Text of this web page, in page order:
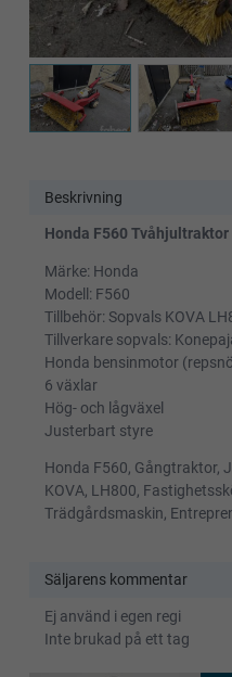
Beskrivning
Honda F560
Märke: Honda
Modell: F560
Tillbehör: Sopvals KOVA
Tillverkare sopvals:
Honda bensinmotor
6 växlar
Hög- och lågväxel
Justerbart styre
Honda F560, Gångtraktor,
KOVA, LH800,
Trädgårdsmaskin,
Säljarens kommentar
Ej använd i egen regi
Inte brukad på ett tag